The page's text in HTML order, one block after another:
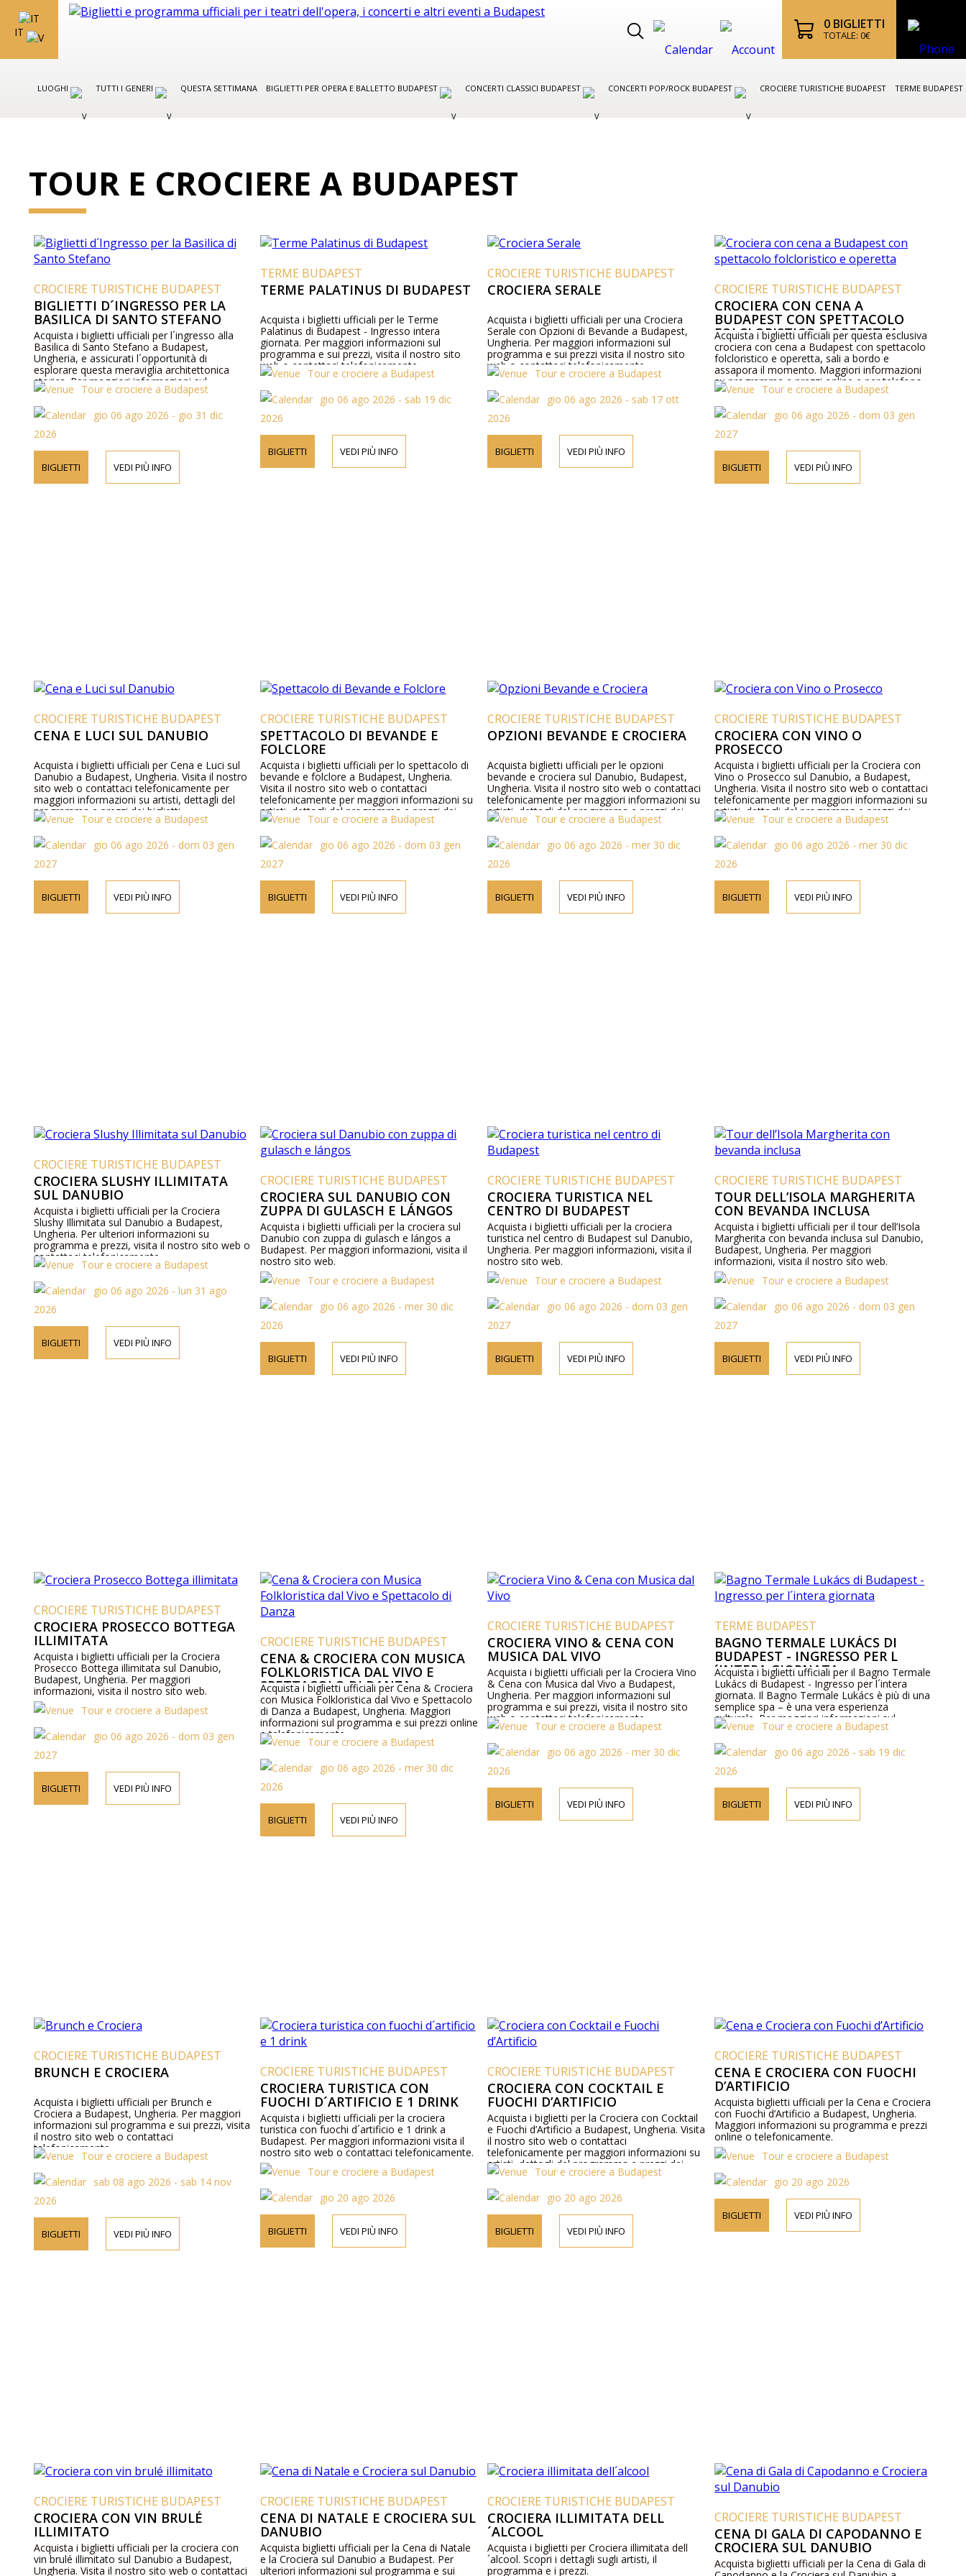
IT
0 BIGLIETTI
TOTALE: 0€
LUOGHI TUTTI I GENERI QUESTA SETTIMANA BIGLIETTI PER OPERA E BALLETTO BUDAPEST CONCERTI CLASSICI BUDAPEST CONCERTI POP/ROCK BUDAPEST CROCIERE TURISTICHE BUDAPEST TERME BUDAPEST
TOUR E CROCIERE A BUDAPEST
CROCIERE TURISTICHE BUDAPEST
BIGLIETTI D´INGRESSO PER LA
BASILICA DI SANTO STEFANO
Acquista i biglietti ufficiali per l´ingresso alla
Basilica di Santo Stefano a Budapest,
Ungheria, e assicurati l´opportunità di
esplorare questa meraviglia architettonica
storica. Per maggiori informazioni sul
programma e sui prezzi, visita il nostro sito
web o contattaci telefonicamente.
Tour e crociere a Budapest
gio 06 ago 2026 - gio 31 dic
2026
BIGLIETTI VEDI PIÙ INFO
TERME BUDAPEST
TERME PALATINUS DI BUDAPEST
Acquista i biglietti ufficiali per le Terme
Palatinus di Budapest - Ingresso intera
giornata. Per maggiori informazioni sul
programma e sui prezzi, visita il nostro sito
web o contattaci telefonicamente.
Tour e crociere a Budapest
gio 06 ago 2026 - sab 19 dic
2026
BIGLIETTI VEDI PIÙ INFO
CROCIERE TURISTICHE BUDAPEST
CROCIERA SERALE
Acquista i biglietti ufficiali per una Crociera
Serale con Opzioni di Bevande a Budapest,
Ungheria. Per maggiori informazioni sul
programma e sui prezzi visita il nostro sito
web o contattaci telefonicamente.
Tour e crociere a Budapest
gio 06 ago 2026 - sab 17 ott
2026
BIGLIETTI VEDI PIÙ INFO
CROCIERE TURISTICHE BUDAPEST
CROCIERA CON CENA A
BUDAPEST CON SPETTACOLO
FOLCLORISTICO E OPERETTA
Acquista i biglietti ufficiali per questa esclusiva
crociera con cena a Budapest con spettacolo
folcloristico e operetta, sali a bordo e
assapora il momento. Maggiori informazioni
su programma e prezzi online e per telefono.
Tour e crociere a Budapest
gio 06 ago 2026 - dom 03 gen
2027
BIGLIETTI VEDI PIÙ INFO
CROCIERE TURISTICHE BUDAPEST
CENA E LUCI SUL DANUBIO
Acquista i biglietti ufficiali per Cena e Luci sul
Danubio a Budapest, Ungheria. Visita il nostro
sito web o contattaci telefonicamente per
maggiori informazioni su artisti, dettagli del
programma e prezzi dei biglietti.
Tour e crociere a Budapest
gio 06 ago 2026 - dom 03 gen
2027
BIGLIETTI VEDI PIÙ INFO
CROCIERE TURISTICHE BUDAPEST
SPETTACOLO DI BEVANDE E
FOLCLORE
Acquista i biglietti ufficiali per lo spettacolo di
bevande e folclore a Budapest, Ungheria.
Visita il nostro sito web o contattaci
telefonicamente per maggiori informazioni su
artisti, dettagli del programma e prezzi dei
biglietti.
Tour e crociere a Budapest
gio 06 ago 2026 - dom 03 gen
2027
BIGLIETTI VEDI PIÙ INFO
CROCIERE TURISTICHE BUDAPEST
OPZIONI BEVANDE E CROCIERA
Acquista biglietti ufficiali per le opzioni
bevande e crociera sul Danubio, Budapest,
Ungheria. Visita il nostro sito web o contattaci
telefonicamente per maggiori informazioni su
artisti, dettagli del programma e prezzi dei
biglietti.
Tour e crociere a Budapest
gio 06 ago 2026 - mer 30 dic
2026
BIGLIETTI VEDI PIÙ INFO
CROCIERE TURISTICHE BUDAPEST
CROCIERA CON VINO O
PROSECCO
Acquista i biglietti ufficiali per la Crociera con
Vino o Prosecco sul Danubio, a Budapest,
Ungheria. Visita il nostro sito web o contattaci
telefonicamente per maggiori informazioni su
artisti, dettagli del programma e prezzi dei
biglietti.
Tour e crociere a Budapest
gio 06 ago 2026 - mer 30 dic
2026
BIGLIETTI VEDI PIÙ INFO
CROCIERE TURISTICHE BUDAPEST
CROCIERA SLUSHY ILLIMITATA
SUL DANUBIO
Acquista i biglietti ufficiali per la Crociera
Slushy Illimitata sul Danubio a Budapest,
Ungheria. Per ulteriori informazioni su
programma e prezzi, visita il nostro sito web o
contattaci telefonicamente.
Tour e crociere a Budapest
gio 06 ago 2026 - lun 31 ago
2026
BIGLIETTI VEDI PIÙ INFO
CROCIERE TURISTICHE BUDAPEST
CROCIERA SUL DANUBIO CON
ZUPPA DI GULASCH E LÁNGOS
Acquista i biglietti ufficiali per la crociera sul
Danubio con zuppa di gulasch e lángos a
Budapest. Per maggiori informazioni, visita il
nostro sito web.
Tour e crociere a Budapest
gio 06 ago 2026 - mer 30 dic
2026
BIGLIETTI VEDI PIÙ INFO
CROCIERE TURISTICHE BUDAPEST
CROCIERA TURISTICA NEL
CENTRO DI BUDAPEST
Acquista i biglietti ufficiali per la crociera
turistica nel centro di Budapest sul Danubio,
Ungheria. Per maggiori informazioni, visita il
nostro sito web.
Tour e crociere a Budapest
gio 06 ago 2026 - dom 03 gen
2027
BIGLIETTI VEDI PIÙ INFO
CROCIERE TURISTICHE BUDAPEST
TOUR DELL’ISOLA MARGHERITA
CON BEVANDA INCLUSA
Acquista i biglietti ufficiali per il tour dell’Isola
Margherita con bevanda inclusa sul Danubio,
Budapest, Ungheria. Per maggiori
informazioni, visita il nostro sito web.
Tour e crociere a Budapest
gio 06 ago 2026 - dom 03 gen
2027
BIGLIETTI VEDI PIÙ INFO
CROCIERE TURISTICHE BUDAPEST
CROCIERA PROSECCO BOTTEGA
ILLIMITATA
Acquista i biglietti ufficiali per la Crociera
Prosecco Bottega illimitata sul Danubio,
Budapest, Ungheria. Per maggiori
informazioni, visita il nostro sito web.
Tour e crociere a Budapest
gio 06 ago 2026 - dom 03 gen
2027
BIGLIETTI VEDI PIÙ INFO
CROCIERE TURISTICHE BUDAPEST
CENA & CROCIERA CON MUSICA
FOLKLORISTICA DAL VIVO E
SPETTACOLO DI DANZA
Acquista i biglietti ufficiali per Cena & Crociera
con Musica Folkloristica dal Vivo e Spettacolo
di Danza a Budapest, Ungheria. Maggiori
informazioni sul programma e sui prezzi online
e telefonicamente.
Tour e crociere a Budapest
gio 06 ago 2026 - mer 30 dic
2026
BIGLIETTI VEDI PIÙ INFO
CROCIERE TURISTICHE BUDAPEST
CROCIERA VINO & CENA CON
MUSICA DAL VIVO
Acquista i biglietti ufficiali per la Crociera Vino
& Cena con Musica dal Vivo a Budapest,
Ungheria. Per maggiori informazioni sul
programma e sui prezzi, visita il nostro sito
web o contattaci telefonicamente.
Tour e crociere a Budapest
gio 06 ago 2026 - mer 30 dic
2026
BIGLIETTI VEDI PIÙ INFO
TERME BUDAPEST
BAGNO TERMALE LUKÁCS DI
BUDAPEST - INGRESSO PER L
´INTERA GIORNATA
Acquista i biglietti ufficiali per il Bagno Termale
Lukács di Budapest - Ingresso per l´intera
giornata. Il Bagno Termale Lukács è più di una
semplice spa – è una vera esperienza
culturale. Per maggiori informazioni sul
programma e sui prezzi visita il nostro sito
web o contattaci telefonicamente.
Tour e crociere a Budapest
gio 06 ago 2026 - sab 19 dic
2026
BIGLIETTI VEDI PIÙ INFO
CROCIERE TURISTICHE BUDAPEST
BRUNCH E CROCIERA
Acquista i biglietti ufficiali per Brunch e
Crociera a Budapest, Ungheria. Per maggiori
informazioni sul programma e sui prezzi, visita
il nostro sito web o contattaci
telefonicamente.
Tour e crociere a Budapest
sab 08 ago 2026 - sab 14 nov
2026
BIGLIETTI VEDI PIÙ INFO
CROCIERE TURISTICHE BUDAPEST
CROCIERA TURISTICA CON
FUOCHI D´ARTIFICIO E 1 DRINK
Acquista i biglietti ufficiali per la crociera
turistica con fuochi d´artificio e 1 drink a
Budapest. Per maggiori informazioni visita il
nostro sito web o contattaci telefonicamente.
Tour e crociere a Budapest
gio 20 ago 2026
BIGLIETTI VEDI PIÙ INFO
CROCIERE TURISTICHE BUDAPEST
CROCIERA CON COCKTAIL E
FUOCHI D’ARTIFICIO
Acquista i biglietti per la Crociera con Cocktail
e Fuochi d’Artificio a Budapest, Ungheria. Visita
il nostro sito web o contattaci
telefonicamente per maggiori informazioni su
artisti, dettagli del programma e prezzi dei
biglietti.
Tour e crociere a Budapest
gio 20 ago 2026
BIGLIETTI VEDI PIÙ INFO
CROCIERE TURISTICHE BUDAPEST
CENA E CROCIERA CON FUOCHI
D’ARTIFICIO
Acquista biglietti ufficiali per la Cena e Crociera
con Fuochi d’Artificio a Budapest, Ungheria.
Maggiori informazioni su programma e prezzi
online o telefonicamente.
Tour e crociere a Budapest
gio 20 ago 2026
BIGLIETTI VEDI PIÙ INFO
CROCIERE TURISTICHE BUDAPEST
CROCIERA CON VIN BRULÉ
ILLIMITATO
Acquista i biglietti ufficiali per la crociera con
vin brulé illimitato sul Danubio a Budapest,
Ungheria. Visita il nostro sito web o contattaci
CROCIERE TURISTICHE BUDAPEST
CENA DI NATALE E CROCIERA SUL
DANUBIO
Acquista biglietti ufficiali per la Cena di Natale
e la Crociera sul Danubio a Budapest. Per
ulteriori informazioni sul programma e sui
CROCIERE TURISTICHE BUDAPEST
CROCIERA ILLIMITATA DELL
´ALCOOL
Acquista i biglietti per Crociera illimitata dell
´alcool. Scopri i dettagli sugli artisti, il
programma e i prezzi.
CROCIERE TURISTICHE BUDAPEST
CENA DI GALA DI CAPODANNO E
CROCIERA SUL DANUBIO
Acquista biglietti ufficiali per la Cena di Gala di